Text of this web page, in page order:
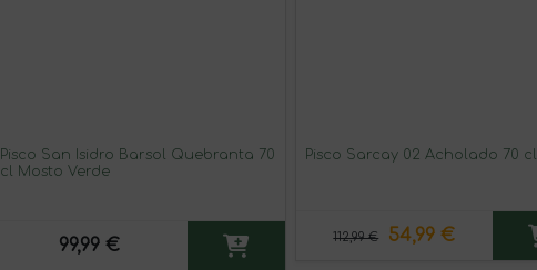
Pisco San Isidro Barsol Quebranta 70
cl Mosto Verde
99,99 €
Pisco Sarcay 02 Acholado 70 cl
112,99 € 54,99 €